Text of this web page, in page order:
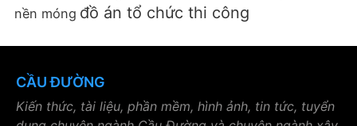
nền móng đồ án tổ chức thi công
CẦU ĐƯỜNG
Kiến thức, tài liệu, phần mềm, hình ảnh, tin tức, tuyển